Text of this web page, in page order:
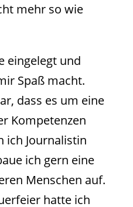
mehr so wie
eingelegt und
Spaß macht.
dass es um eine
Kompetenzen
ich Journalistin
ich gern eine
Menschen auf.
hatte ich